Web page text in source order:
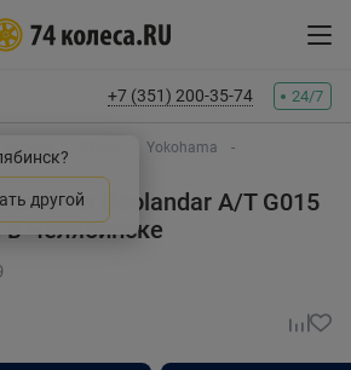
другой
+7 (351) 200-35-74 24/7
Yokohama
Geolandar A/T G015
в Челябинске